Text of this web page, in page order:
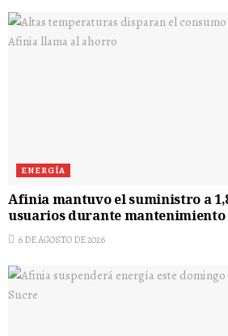
ENERGÍA
Afinia mantuvo el suministro a
usuarios durante mantenimiento
6 DE AGOSTO DE 2026